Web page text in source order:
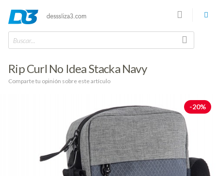
Buscar...
Rip Curl No Idea Stacka Navy
Comparte tu opinión sobre este artículo
-20%